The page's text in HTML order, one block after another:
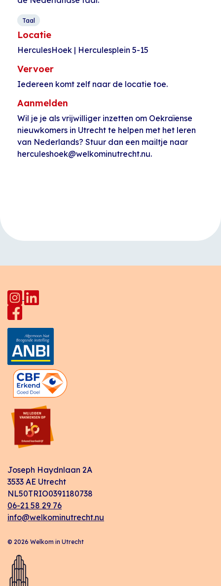
Taal
Locatie
HerculesHoek | Herculesplein 5-15
Vervoer
Iedereen komt zelf naar de locatie toe.
Aanmelden
Wil je je als vrijwilliger inzetten om Oekraïense
nieuwkomers in Utrecht te helpen met het leren
van Nederlands? Stuur dan een mailtje naar
herculeshoek@welkominutrecht.nu.
Joseph Haydnlaan 2A
3533 AE Utrecht
NL50TRIO0391180738
06-21 58 29 76
info@welkominutrecht.nu
© 2026 Welkom in Utrecht